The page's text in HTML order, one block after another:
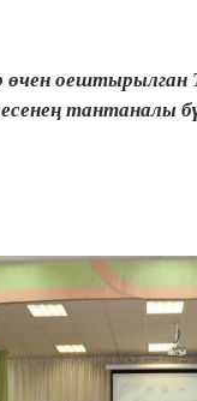
оештырылган